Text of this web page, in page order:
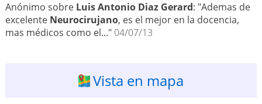
Anónimo sobre Luis Antonio Diaz Gerard: "Ademas de
excelente Neurocirujano, es el mejor en la docencia,
mas médicos como el..." 04/07/13
Vista en mapa